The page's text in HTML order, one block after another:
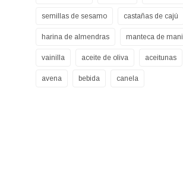
semillas de sesamo castañas de cajú
harina de almendras manteca de mani
vainilla aceite de oliva aceitunas
avena bebida canela